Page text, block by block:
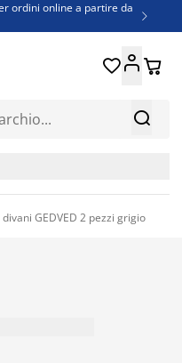
ordini online a partire da

articoli fino al 70%
più adatto a te

 
divani GEDVED 2 pezzi grigio